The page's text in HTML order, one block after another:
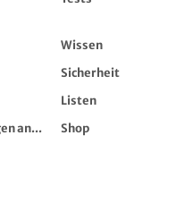
Wissen
Sicherheit
Listen
an...
Shop